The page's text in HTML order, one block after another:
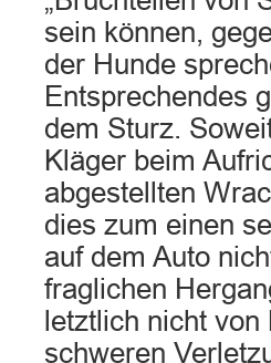
sein können,
der Hunde
Entsprechendes
dem Sturz.
Kläger beim
abgestellten
dies zum einen
auf dem Auto
fraglichen
letztlich nicht
schweren